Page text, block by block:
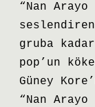
“Nan
gruba
pop’un
Güney
“Nan